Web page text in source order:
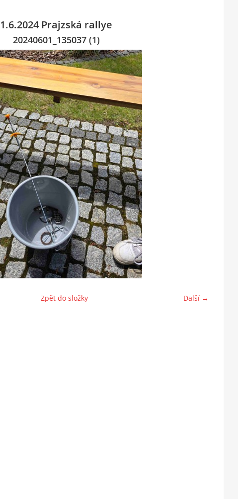
1.6.2024 Prajzská rallye
20240601_135037 (1)
Další →
Zpět do složky